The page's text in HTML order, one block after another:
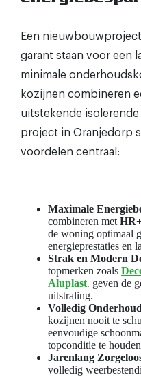
Een
garant staan voor een
minimale
kozijnen combineren
uitstekende
project in Oranjedorp
voordelen centraal:
Maximale
combineren met
de woning optimaal
energieprestaties en
Strak en Modern
topmerken zoals
Aluplast. geven de
uitstraling.
Volledig
kozijnen nooit te
eenvoudige
topconditie te
Jarenlang
volledig